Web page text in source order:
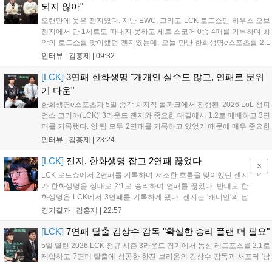
되지 않아"
오랜만에 웃은 젠지였다. 지난 EWC, 그리고 LCK 로드쇼인 하우스 오브
젠지에서 단 1세트도 따내지 못하고 세트 스코어 0승 4패를 기록하며 최
악의 로드쇼를 맞이했던 젠지였는데, 오늘 만난 한화생명e스포츠를 2:1
로 잡고 오랜만에 승리의 달콤함을 맛봤다. 연패 탈출 소감에 대해 유상
위...
인터뷰 | 김홍제 | 09:32
[LCK] 3연패 한화생명 "개개인 실수도 많고, 연패로 분위
기 다운"
한화생명e스포츠가 5일 종각 치지직 롤파크에서 진행된 '2026 LoL 챔피
언스 코리아(LCK)' 3라운드 젠지와 중요한 대결에서 1:2로 패배하고 3연
패를 기록했다. 양 팀 모두 2연패를 기록하고 있었기 때문에 매우 중요한
경기였는데, 연패를 탈출하고 웃은 팀은 젠지였다. 한화생명e스포츠 윤
인터뷰 | 김홍제 | 23:24
[LCK] 젠지, 한화생명 잡고 2연패 끊었다
LCK 로드쇼에서 2연패를 기록하며 저조한 흐름을 맞이했던 젠지
가 한화생명을 상대로 2:1로 승리하며 연패를 끊었다. 반대로 한
화생명은 LCK에서 3연패를 기록하게 됐다. 젠지는 '캐니언'의 날
카로운 갱킹으로 '제우스'의 럼블을 상대로 점멸까지 빼내고 킬을
따냈고, 바텀 원딜끼리 1:1 교전...
경기결과 | 김홍제 | 22:57
3
[LCK] 7연패 탈출 김상수 감독 "확실한 승리 플랜 더 필요"
5일 열린 2026 LCK 정규 시즌 3라운드 경기에서 농심 레드포스를 2:1로
제압하고 7연패 탈출에 성공한 한진 브리온의 김상수 감독과 서포터 '남